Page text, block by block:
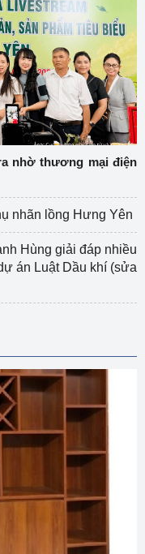
nhờ thương mại điện
nhãn lồng Hưng Yên
Hùng giải đáp nhiều
án Luật Dầu khí (sửa